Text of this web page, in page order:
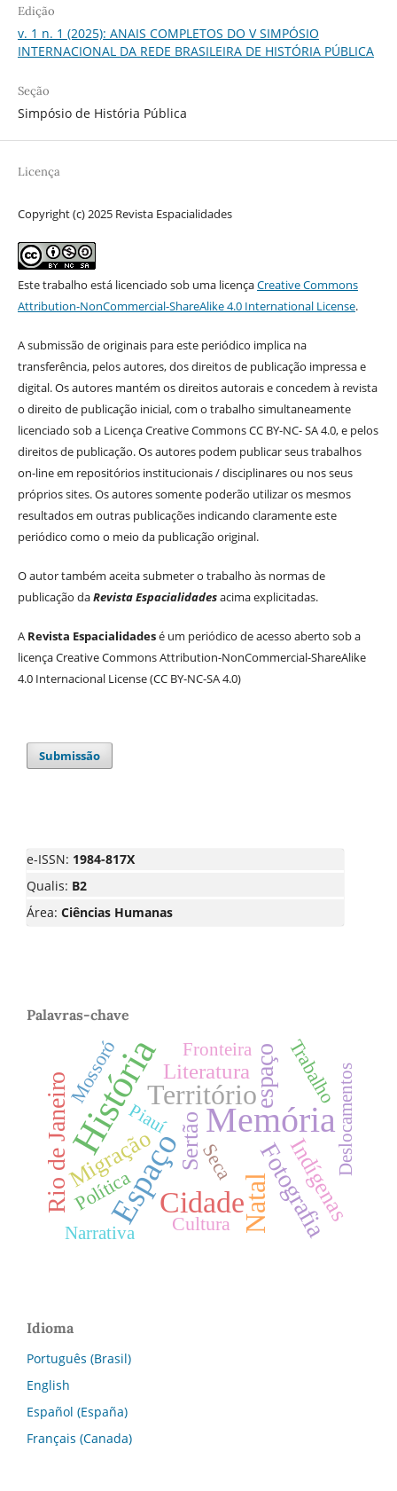
Edição
v. 1 n. 1 (2025): ANAIS COMPLETOS DO V SIMPÓSIO
INTERNACIONAL DA REDE BRASILEIRA DE HISTÓRIA PÚBLICA
Seção
Simpósio de História Pública
Licença
Copyright (c) 2025 Revista Espacialidades
Este trabalho está licenciado sob uma licençaCreative Commons
Attribution-NonCommercial-ShareAlike 4.0 International License.
A submissão de originais para este periódico implica na
transferência, pelos autores, dos direitos de publicação impressa e
digital. Os autores mantém os direitos autorais e concedem à revista
o direito de publicação inicial, com o trabalho simultaneamente
licenciado sob a Licença Creative Commons CC BY-NC- SA 4.0, e pelos
direitos de publicação. Os autores podem publicar seus trabalhos
on-line em repositórios institucionais / disciplinares ou nos seus
próprios sites. Os autores somente poderão utilizar os mesmos
resultados em outras publicações indicando claramente este
periódico como o meio da publicação original.
O autor também aceita submeter o trabalho às normas de
publicação daRevista Espacialidadesacima explicitadas.
A Revista Espacialidadesé um periódico de acesso aberto sob a
licença Creative Commons Attribution-NonCommercial-ShareAlike
4.0 Internacional License (CC BY-NC-SA 4.0)
Submissão
e-ISSN: 1984-817X
Qualis: B2
Área: Ciências Humanas
Palavras-chave
História Memória
EspaçoCidade
Território
NatalFotografia
Rio de Janeiro espaço
Migração Sertão Indígenas
Literatura Trabalho
Seca
Política
Mossoró
Cultura
Deslocamentos
Narrativa
Piauí
Fronteira
Idioma
Português (Brasil)
English
Español (España)
Français (Canada)